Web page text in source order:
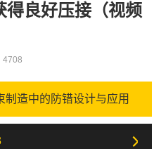
得良好压接（视频
4708
制造中的防错设计与应用